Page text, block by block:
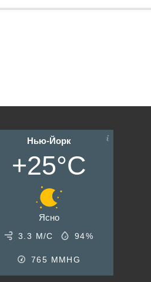
Нью-Йорк
+25°C
Ясно
3.3 М/С 94%
765 MMHG